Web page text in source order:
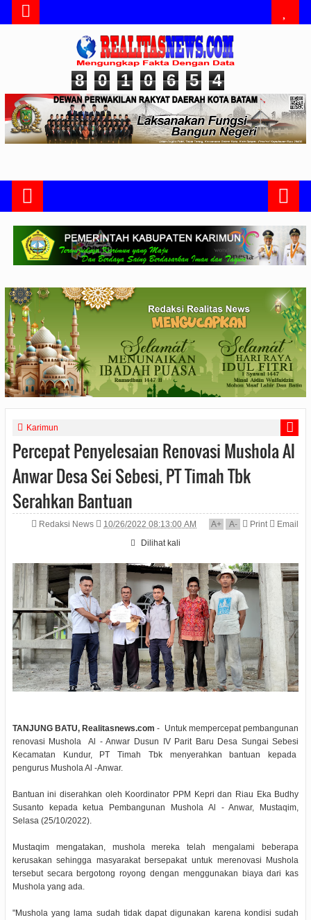
8 0 1 0 6 5 4
Karimun
Percepat Penyelesaian Renovasi Mushola Al
Anwar Desa Sei Sebesi, PT Timah Tbk
Serahkan Bantuan
Redaksi News 10/26/2022 08:13:00 AM A+ A- Print
Email
Dilihat kali
TANJUNG BATU, Realitasnews.com - Untuk mempercepat pembangunan
renovasi Mushola Al - Anwar Dusun IV Parit Baru Desa Sungai Sebesi
Kecamatan Kundur, PT Timah Tbk menyerahkan bantuan kepada
pengurus Mushola Al -Anwar.
Bantuan ini diserahkan oleh Koordinator PPM Kepri dan Riau Eka Budhy
Susanto kepada ketua Pembangunan Mushola Al - Anwar, Mustaqim,
Selasa (25/10/2022).
Mustaqim mengatakan, mushola mereka telah mengalami beberapa
kerusakan sehingga masyarakat bersepakat untuk merenovasi Mushola
tersebut secara bergotong royong dengan menggunakan biaya dari kas
Mushola yang ada.
"Mushola yang lama sudah tidak dapat digunakan karena kondisi sudah